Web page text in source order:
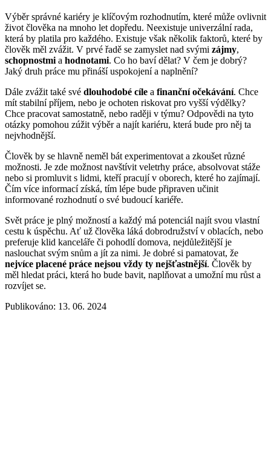
Výběr správné kariéry je klíčovým rozhodnutím, které může ovlivnit
život člověka na mnoho let dopředu. Neexistuje univerzální rada,
která by platila pro každého. Existuje však několik faktorů, které by
člověk měl zvážit. V prvé řadě se zamyslet nad svými zájmy,
schopnostmi a hodnotami. Co ho baví dělat? V čem je dobrý?
Jaký druh práce mu přináší uspokojení a naplnění?
Dále zvážit také své dlouhodobé cíle a finanční očekávání. Chce
mít stabilní příjem, nebo je ochoten riskovat pro vyšší výdělky?
Chce pracovat samostatně, nebo raději v týmu? Odpovědi na tyto
otázky pomohou zúžit výběr a najít kariéru, která bude pro něj ta
nejvhodnější.
Člověk by se hlavně neměl bát experimentovat a zkoušet různé
možnosti. Je zde možnost navštívit veletrhy práce, absolvovat stáže
nebo si promluvit s lidmi, kteří pracují v oborech, které ho zajímají.
Čím více informací získá, tím lépe bude připraven učinit
informované rozhodnutí o své budoucí kariéře.
Svět práce je plný možností a každý má potenciál najít svou vlastní
cestu k úspěchu. Ať už člověka láká dobrodružství v oblacích, nebo
preferuje klid kanceláře či pohodlí domova, nejdůležitější je
naslouchat svým snům a jít za nimi. Je dobré si pamatovat, že
nejvíce placené práce nejsou vždy ty nejšťastnější. Člověk by
měl hledat práci, která ho bude bavit, naplňovat a umožní mu růst a
rozvíjet se.
Publikováno: 13. 06. 2024